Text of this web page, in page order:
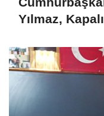
Yılmaz,